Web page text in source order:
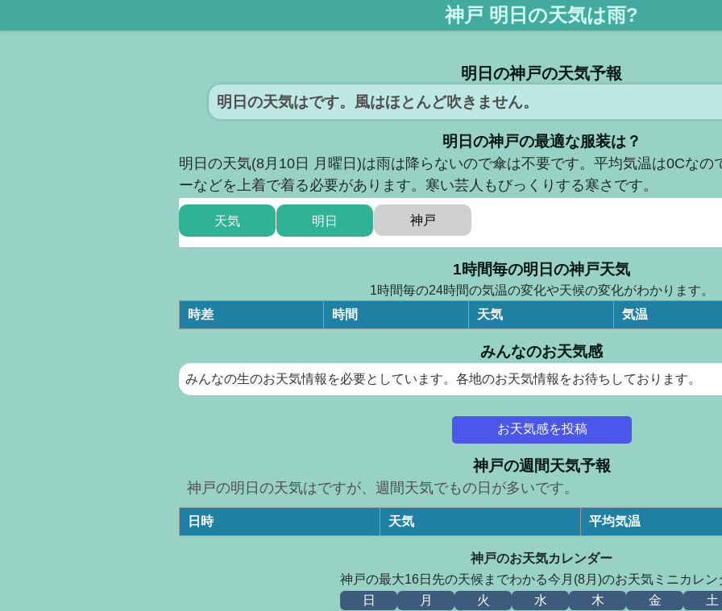
神戸 明日の天気は雨?
明日の神戸の天気予報
明日の天気はです。風はほとんど吹きません。
明日の神戸の最適な服装は？
明日の天気(8月10日 月曜日)は雨は降らないので傘は不要です。平均気温は0Cなの
ーなどを上着で着る必要があります。寒い芸人もびっくりする寒さです。
天気 明日 神戸
1時間毎の明日の神戸天気
1時間毎の24時間の気温の変化や天候の変化がわかります。
時差
時間 天気 気温
みんなのお天気感
みんなの生のお天気情報を必要としています。各地のお天気情報をお待ちしております。
お天気感を投稿
神戸の週間天気予報
神戸の明日の天気はですが、週間天気でもの日が多いです。
日時 天気 平均気温
神戸のお天気カレンダー
神戸の最大16日先の天候までわかる今月(8月)のお天気ミニカレン
日
月 火 水 木 金 土